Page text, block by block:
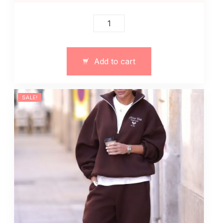
Komplet
oversize
art.
13161
quantity
Add to cart
SALE!